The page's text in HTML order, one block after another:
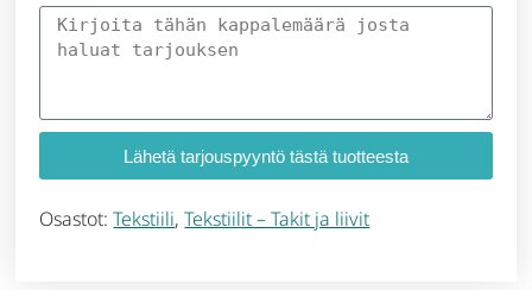
Lähetä tarjouspyyntö tästä tuotteesta
Osastot:Tekstiili,Tekstiilit – Takit ja liivit